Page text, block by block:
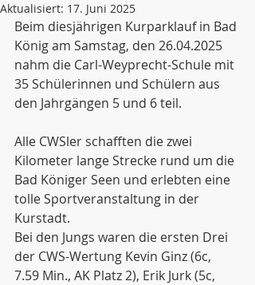
Aktualisiert: 17. Juni 2025
Beim diesjährigen Kurparklauf in Bad
König am Samstag, den 26.04.2025
nahm die Carl-Weyprecht-Schule mit
35 Schülerinnen und Schülern aus
den Jahrgängen 5 und 6 teil.
Alle CWSler schafften die zwei
Kilometer lange Strecke rund um die
Bad Königer Seen und erlebten eine
tolle Sportveranstaltung in der
Kurstadt.
Bei den Jungs waren die ersten Drei
der CWS-Wertung Kevin Ginz (6c,
7.59 Min., AK Platz 2), Erik Jurk (5c,